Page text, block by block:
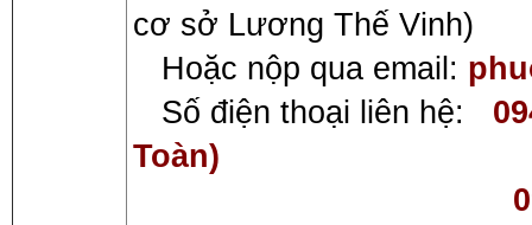
cơ sở Lương Thế Vinh)
Hoặc nộp qua email:
Số điện thoại liên hệ:
Toàn)